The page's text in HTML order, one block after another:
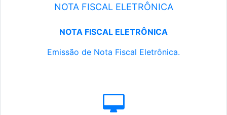
NOTA FISCAL ELETRÔNICA
NOTA FISCAL ELETRÔNICA
Emissão de Nota Fiscal Eletrônica.